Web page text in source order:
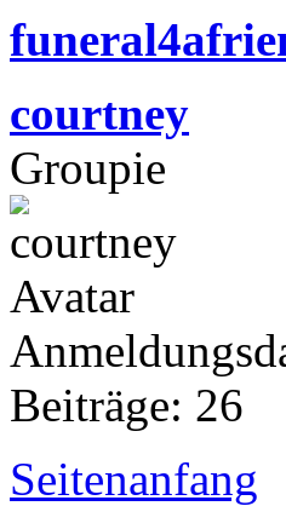
courtney
Groupie
Beiträge: 26
Seitenanfang